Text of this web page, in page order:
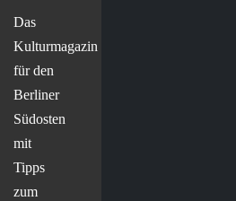
Das
Kulturmagazin
für den
Berliner
Südosten
mit
Tipps
zum